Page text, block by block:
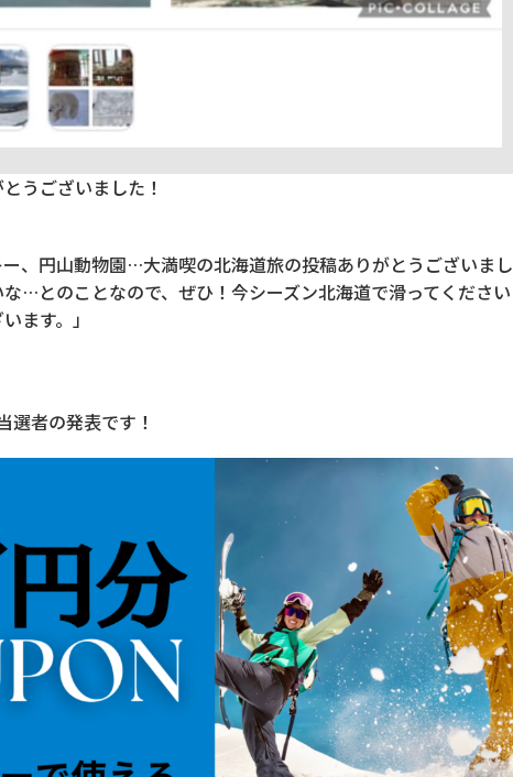
うございました！
ー、円山動物園…大満喫の北海道旅の投稿ありがとうございまし
…とのことなので、ぜひ！今シーズン北海道で滑ってください
ます。」
選者の発表です！